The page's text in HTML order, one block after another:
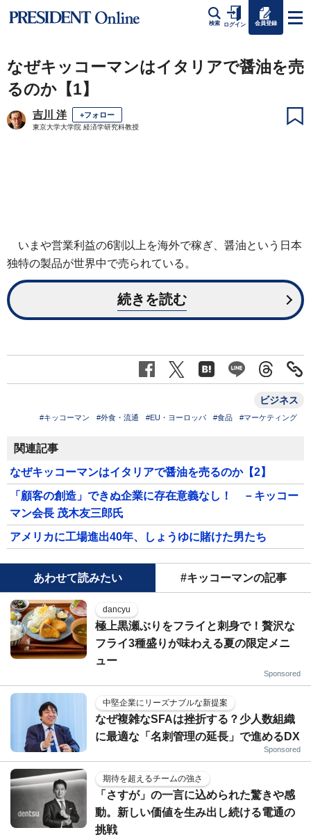
検索 ログイン 会員登録
なぜキッコーマンはイタリアで醤油を売
るのか【1】
吉川 洋 +フォロー
東京大学大学院 経済学研究科教授
いまや営業利益の6割以上を海外で稼ぎ、醤油という日本
独特の製品が世界中で売られている。
続きを読む
ビジネス
#キッコーマン #外食・流通 #EU・ヨーロッパ #食品 #マーケティング
関連記事
なぜキッコーマンはイタリアで醤油を売るのか【2】
「顧客の創造」できぬ企業に存在意義なし！ －キッコー
マン会長 茂木友三郎氏
アメリカに工場進出40年、しょうゆに賭けた男たち
あわせて読みたい #キッコーマンの記事
dancyu
極上黒瀬ぶりをフライと刺身で！贅沢な
フライ3種盛りが味わえる夏の限定メニ
ュー
Sponsored
中堅企業にリーズナブルな新提案
なぜ複雑なSFAは挫折する？少人数組織
に最適な「名刺管理の延長」で進めるDX
Sponsored
期待を超えるチームの強さ
「さすが」の一言に込められた驚きや感
動。新しい価値を生み出し続ける電通の
挑戦